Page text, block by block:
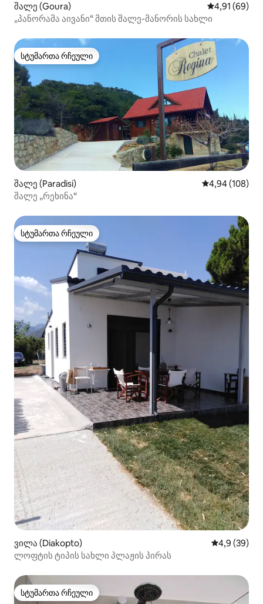
შალე (Goura) საშუალო
4,91 (69)
„პანორამა აივანი“ მთის შალე-მანორის სახლი
სტუმართა რჩეული
სტუმართა რჩეული
შალე (Paradisi) საშუალო
4,94 (108)
შალე „რეხინა“
სტუმართა რჩეული
სტუმართა რჩეული
ვილა (Diakopto) საშუალო
4,9 (39)
ლოფტის ტიპის სახლი პლაჟის პირას
სტუმართა რჩეული
სტუმართა რჩეული